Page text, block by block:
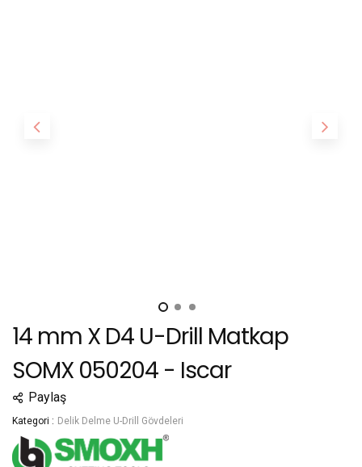
14 mm X D4 U-Drill Matkap
SOMX 050204 - Iscar
Paylaş
Kategori : Delik Delme U-Drill Gövdeleri